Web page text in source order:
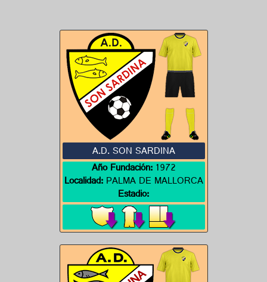
A.D. SON SARDINA
Año Fundación:1972
Localidad:PALMA DE MALLORCA
Estadio: